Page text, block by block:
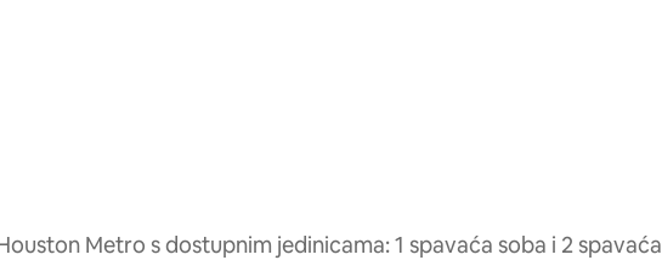
Metro s dostupnim jedinicama: 1 spavaća soba i 2 spavaća